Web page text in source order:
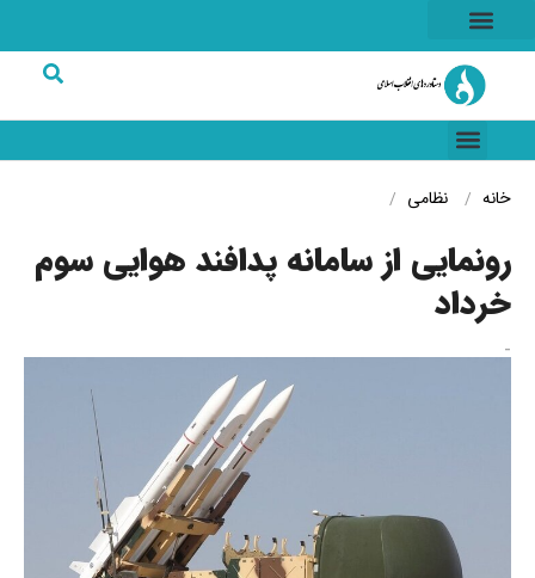
خانه نظامی
رونمایی از سامانه پدافند هوایی سوم
خرداد